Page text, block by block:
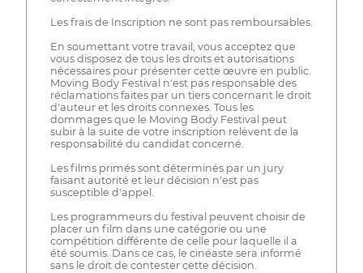
Les frais de Inscription ne sont pas remboursables.
En soumettant votre travail, vous acceptez que
vous disposez de tous les droits et autorisations
nécessaires pour présenter cette œuvre en public.
Moving Body Festival n'est pas responsable des
réclamations faites par un tiers concernant le droit
d'auteur et les droits connexes. Tous les
dommages que le Moving Body Festival peut
subir à la suite de votre inscription relèvent de la
responsabilité du candidat concerné.
Les films primés sont déterminés par un jury
faisant autorité et leur décision n'est pas
susceptible d'appel.
Les programmeurs du festival peuvent choisir de
placer un film dans une catégorie ou une
compétition différente de celle pour laquelle il a
été soumis. Dans ce cas, le cinéaste sera informé
sans le droit de contester cette décision.